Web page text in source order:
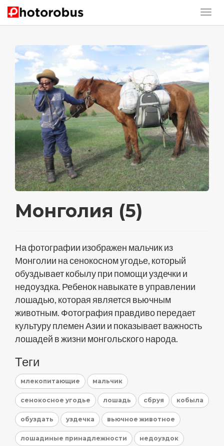
Монголия (5)
На фотографии изображен мальчик из
Монголии на сенокосном угодье, который
обуздывает кобылу при помощи уздечки и
недоуздка. Ребенок навыкате в управлении
лошадью, которая является вьючным
животным. Фотография правдиво передает
культуру племен Азии и показывает важность
лошадей в жизни монгольского народа.
Теги
млекопитающие мальчик
сенокосное угодье лошадь сбруя кобыла
обуздать уздечка вьючное животное
лошадиные принадлежности недоуздок